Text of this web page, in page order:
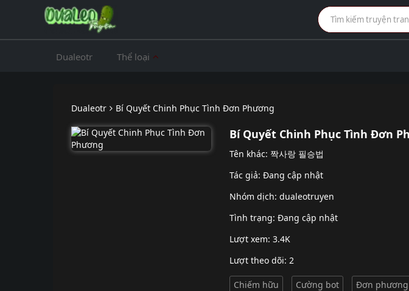
Dualeotr Thể loại
Dualeotr Bí Quyết Chinh Phục Tình Đơn Phương
Bí Quyết Chinh Phục Tình Đơn
Tên khác: 짝사랑 필승법
Tác giả: Đang cập nhật
Nhóm dịch: dualeotruyen
Tình trạng: Đang cập nhật
Lượt xem: 3.4K
Lượt theo dõi: 2
Chiếm hữu Cường bot Đơn phương